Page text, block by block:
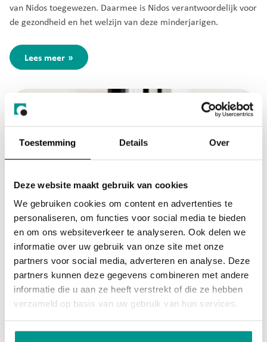
Toestemming Details Over
Deze website maakt gebruik van cookies
We gebruiken cookies om content en advertenties te
personaliseren, om functies voor social media te bieden
en om ons websiteverkeer te analyseren. Ook delen we
informatie over uw gebruik van onze site met onze
partners voor social media, adverteren en analyse. Deze
partners kunnen deze gegevens combineren met andere
informatie die u aan ze heeft verstrekt of die ze hebben
verzameld op basis van uw gebruik van hun services.
van Nidos toegewezen. Daarmee is Nidos verantwoordelijk voor
de gezondheid en het welzijn van deze minderjarigen.
Lees meer
Opvangvan alleenstaande, gevluchte
jongeren
jongeren. Dat doen we altijd met respect voor hun eigen